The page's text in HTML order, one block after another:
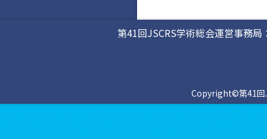
第41回JSCRS学術総会運営事務局
Copyright©第41回